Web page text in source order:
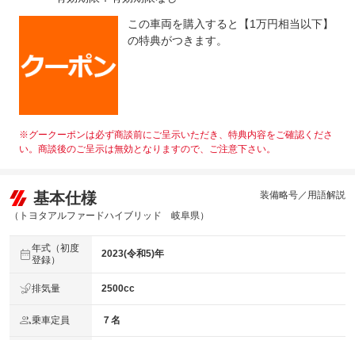
この車両を購入すると【1万円相当以下】
の特典がつきます。
※グークーポンは必ず商談前にご呈示いただき、特典内容をご確認くださ
い。商談後のご呈示は無効となりますので、ご注意下さい。
基本仕様
（トヨタアルファードハイブリッド 岐阜県）
装備略号／用語解説
年式（初度
登録）
2023(令和5)年
排気量 2500cc
乗車定員 ７名